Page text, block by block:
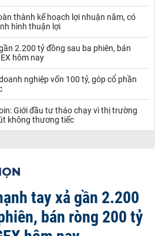
thành kế hoạch lợi nhuận năm, có
hình thuận lợi
2.200 tỷ đồng sau ba phiên, bán
hôm nay
nghiệp vốn 100 tỷ, góp cổ phần
Giới đầu tư tháo chạy vì thị trường
không thương tiếc
tay xả gần 2.200
bán ròng 200 tỷ